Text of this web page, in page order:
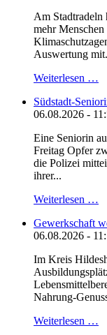
Am Stadtradeln
mehr
Auswertung
Weiterlesen …
Südstadt-
06.08.2026 -
Eine Seniorin
Freitag Opfer
die Polizei
ihrer...
Weiterlesen …
Gewerkschaft
06.08.2026 -
Im Kreis
Nahrung-
Weiterlesen …